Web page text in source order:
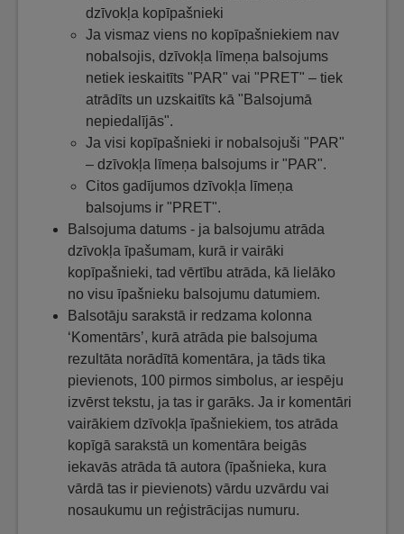
dzīvokļa kopīpašnieki
Ja vismaz viens no kopīpašniekiem nav
nobalsojis, dzīvokļa līmeņa balsojums
netiek ieskaitīts "PAR" vai "PRET" – tiek
atrādīts un uzskaitīts kā "Balsojumā
nepiedalījās".
Ja visi kopīpašnieki ir nobalsojuši "PAR"
– dzīvokļa līmeņa balsojums ir "PAR".
Citos gadījumos dzīvokļa līmeņa
balsojums ir "PRET".
Balsojuma datums - ja balsojumu atrāda
dzīvokļa īpašumam, kurā ir vairāki
kopīpašnieki, tad vērtību atrāda, kā lielāko
no visu īpašnieku balsojumu datumiem.
Balsotāju sarakstā ir redzama kolonna
‘Komentārs’, kurā atrāda pie balsojuma
rezultāta norādītā komentāra, ja tāds tika
pievienots, 100 pirmos simbolus, ar iespēju
izvērst tekstu, ja tas ir garāks. Ja ir komentāri
vairākiem dzīvokļa īpašniekiem, tos atrāda
kopīgā sarakstā un komentāra beigās
iekavās atrāda tā autora (īpašnieka, kura
vārdā tas ir pievienots) vārdu uzvārdu vai
nosaukumu un reģistrācijas numuru.